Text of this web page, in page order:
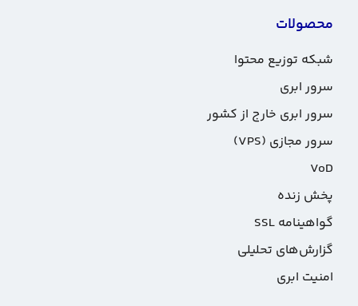
محصولات
شبکه توزیع محتوا
سرور ابری
سرور ابری خارج از کشور
سرور مجازی (VPS)
VoD
پخش زنده
گواهینامه SSL
گزارش‌های تحلیلی
امنیت ابری